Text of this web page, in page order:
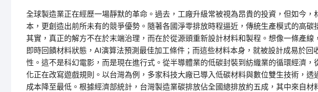
全球製造業正在經歷一場靜默的革命。過去，工廠升級常被視為昂貴的投資，但如今
本，更創造出前所未有的競爭優勢。隨著各國淨零排放時程逼近，傳統生產模式的高碳
其實，真正的解方不在於末端治理，而在於從源頭重新設計材料和製程。想像一條產
即時回饋材料狀態，AI演算法預測最佳加工條件；而這些材料本身，就被設計成易於
性。這不是科幻電影，而是現在進行式。從半導體業的低碳封裝到紡織業的循環經濟
化正在改寫遊戲規則。以台灣為例，多家科技大廠已導入低碳材料與數位雙生技術，
成本降至最低。根據經濟部統計，台灣製造業碳排放佔全國總排放約五成，其中來自